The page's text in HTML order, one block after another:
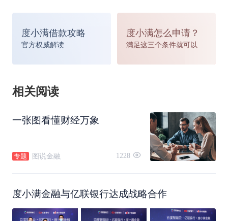
（度小满金融副总裁许冬亮）
亿联银行行长张其广表示，“亿联银行作为东北首
家民营银行，也是国内四家取得互联网 贷款业务资
格的银行之一，立足于数字银行、智慧生活的发展
云、度小满沿承了百度的技术基因和搜索场景优
势，利用私有云、AI技术等在金融领域布局，构建
度小满借款攻略
官方权威解读
度小满怎么申请？
满足这三个条件就可以
相关阅读
一张图看懂财经万象
专题 图说金融 1228
度小满金融与亿联银行达成战略合作